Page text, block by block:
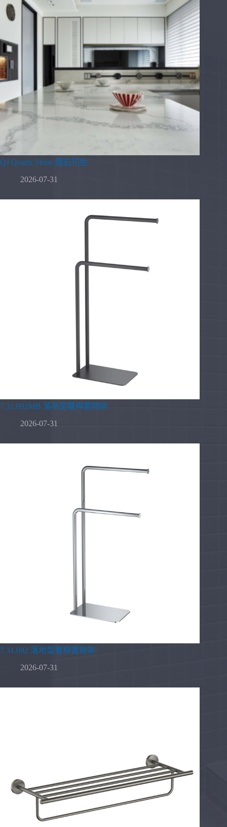
QJ Quartz Stone 闊石花色
2026-07-31
7.31.092MB 落地型雙桿置物架
2026-07-31
7.31.092 落地型雙桿置物架
2026-07-31